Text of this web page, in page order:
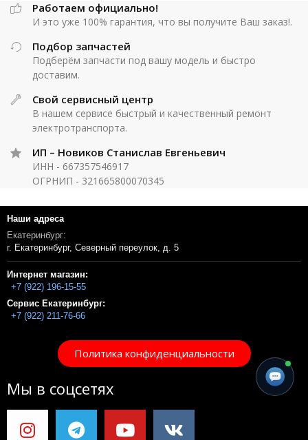
Работаем официально!
И это уже 100% гарантия, что вы получите Ваш заказ!.
Подбор запчастей
Подберём запчасти под вашу модель и быстро
доставим.
Свой сервисный центр
В нашем сервисе быстрый и качественный ремонт
электротранспорта.
ИП – Новиков Станислав Евгеньевич
ИНН - 667357546917
ОГРНИП - 321665800070345
Наши адреса
Екатеринбург:
г. Екатеринбург, Северный переулок, д. 5
Интернет магазин:
+7 (922) 196-15-55
Сервис Екатеринбург:
+7 (922) 211-76-66
Политика конфиденциальности
Мы в соцсетях